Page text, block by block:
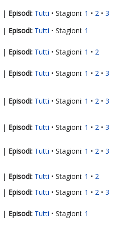
| Tutti Stagioni: 1 2
3
| Tutti Stagioni: 1
| Tutti Stagioni: 1 2
| Tutti Stagioni: 1 2
3
| Tutti Stagioni: 1 2
3
| Tutti Stagioni: 1 2
3
| Tutti Stagioni: 1 2
3
| Tutti Stagioni: 1
2
| Tutti Stagioni: 1 2
3
| Tutti Stagioni: 1